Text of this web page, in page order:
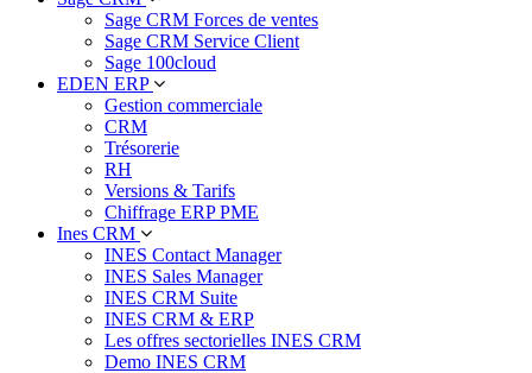
Sage CRM Forces de ventes
Sage CRM Service Client
Sage 100cloud
EDEN ERP
Gestion commerciale
CRM
Trésorerie
RH
Versions & Tarifs
Chiffrage ERP PME
Ines CRM
INES Contact Manager
INES Sales Manager
INES CRM Suite
INES CRM & ERP
Les offres sectorielles INES CRM
Demo INES CRM